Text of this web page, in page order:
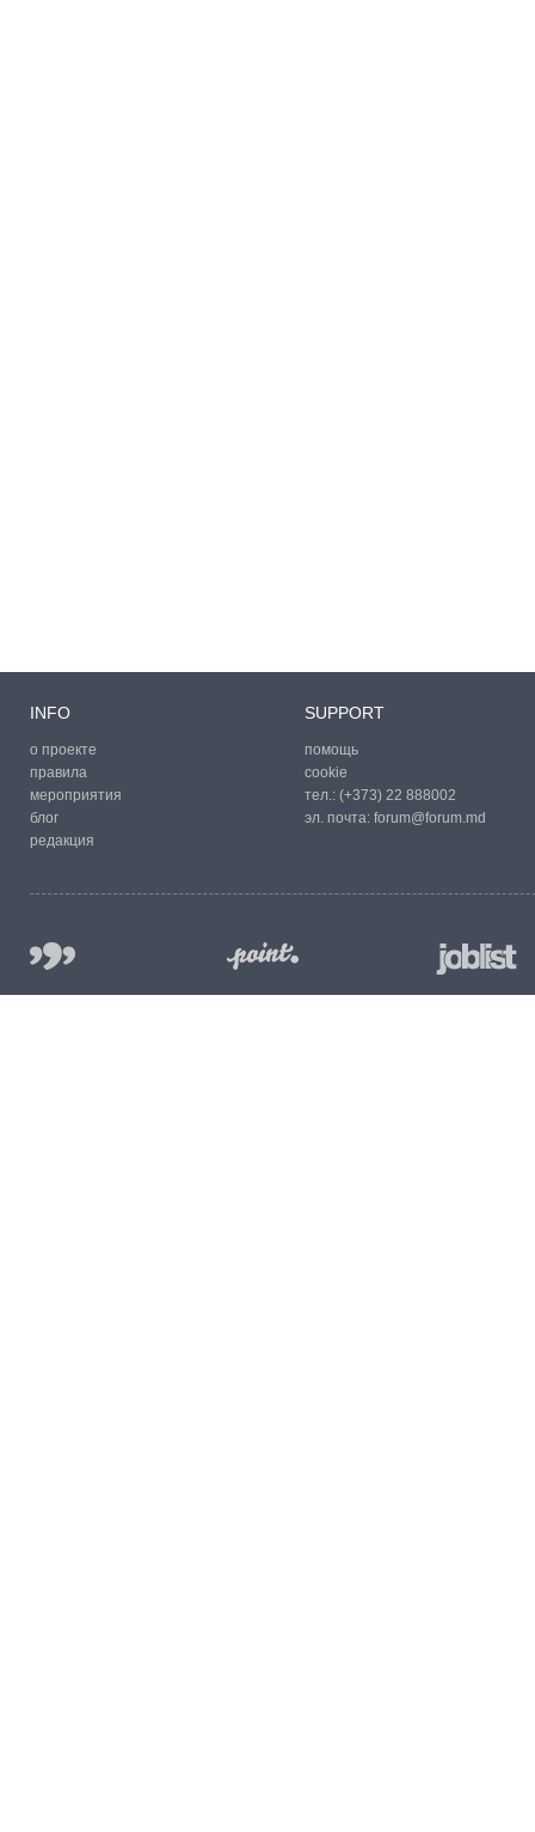
INFO
о проекте
правила
мероприятия
блог
редакция
SUPPORT
помощь
cookie
тел.: (+373) 22 888002
эл. почта: forum@forum.md